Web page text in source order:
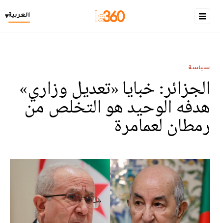
العربية▾
سياسة
الجزائر: خبايا «تعديل وزاري»
هدفه الوحيد هو التخلص من
رمطان لعمامرة